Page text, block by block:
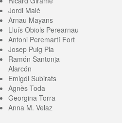
Jordi Malé
Arnau Mayans
Lluís Obiols Perearnau
Antoni Peremartí Fort
Josep Puig Pla
Ramón Santonja
Alarcón
Emigdi Subirats
Agnès Toda
Georgina Torra
Anna M. Velaz